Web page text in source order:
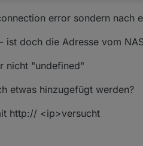
error sondern nach
ist doch die Adresse vom
nicht "undefined"
etwas hinzugefügt werden?
http:// <ip>versucht